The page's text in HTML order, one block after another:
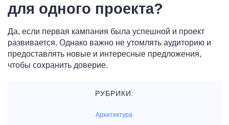
для одного проекта?
Да, если первая кампания была успешной и проект
развивается. Однако важно не утомлять аудиторию и
предоставлять новые и интересные предложения,
чтобы сохранить доверие.
РУБРИКИ:
Архитектура